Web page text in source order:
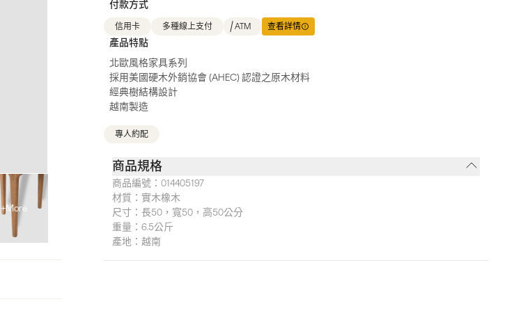
+More
付款方式
信用卡 多種線上支付 ATM 查看詳情
產品特點
北歐風格家具系列
採用美國硬木外銷協會 (AHEC) 認證之原木材料
經典樹結構設計
越南製造
專人約配
商品規格
商品編號： 014405197
材質： 實木橡木
尺寸： 長50，寬50，高50公分
重量： 6.5公斤
產地： 越南